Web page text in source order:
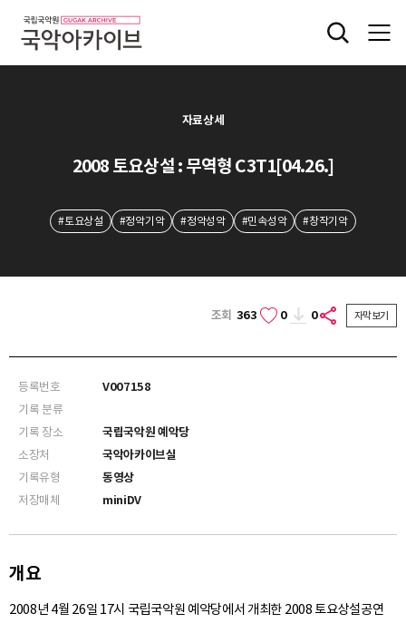
자료상세
2008 토요상설 : 무역형 C3T1[04.26.]
#토요상설 #정악기악 #정악성악 #민속성악 #창작기악
조회 363 0 0 자막보기
등록번호
V007158
기록 분류
기록 장소
국립국악원 예악당
소장처
국악아카이브실
기록유형
동영상
저장매체
miniDV
개요
2008년 4월 26일 17시 국립국악원 예악당에서 개최한 2008 토요상설공연